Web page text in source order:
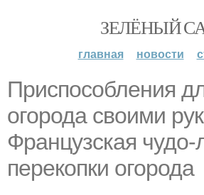
ЗЕЛЁНЫЙ
главная новости
Приспособления
огорода своими
Французская чудо-
перекопки огорода